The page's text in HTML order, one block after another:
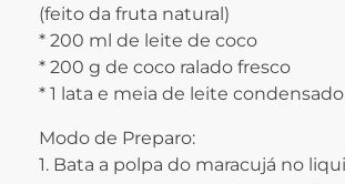
(feito da fruta natural)
* 200 ml de leite de coco
* 200 g de coco ralado fresco
* 1 lata e meia de leite condensado
Modo de Preparo:
1. Bata a polpa do maracujá no